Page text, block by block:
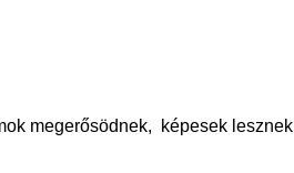
megerősödnek, képesek lesznek